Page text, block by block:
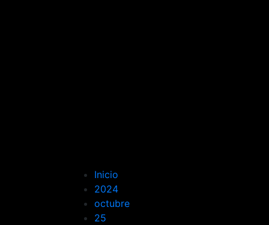
Inicio
2024
octubre
25